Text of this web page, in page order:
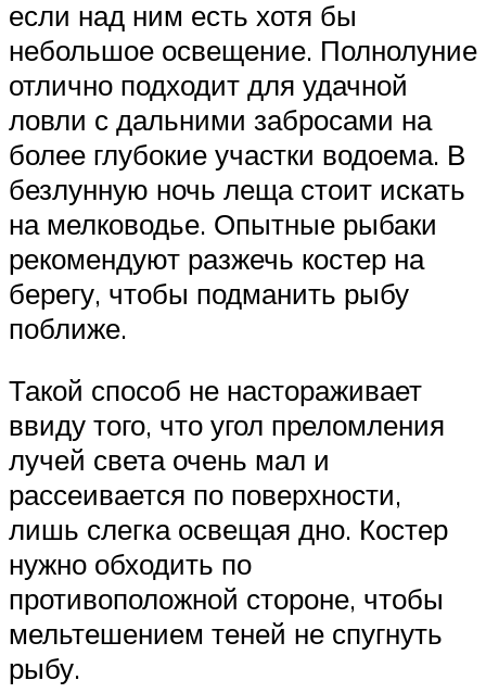
если над ним есть хотя бы
небольшое освещение. Полнолуние
отлично подходит для удачной
ловли с дальними забросами на
более глубокие участки водоема. В
безлунную ночь леща стоит искать
на мелководье. Опытные рыбаки
рекомендуют разжечь костер на
берегу, чтобы подманить рыбу
поближе.
Такой способ не настораживает
ввиду того, что угол преломления
лучей света очень мал и
рассеивается по поверхности,
лишь слегка освещая дно. Костер
нужно обходить по
противоположной стороне, чтобы
мельтешением теней не спугнуть
рыбу.